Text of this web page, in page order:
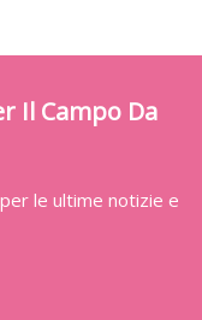
Il Campo Da
le ultime notizie e